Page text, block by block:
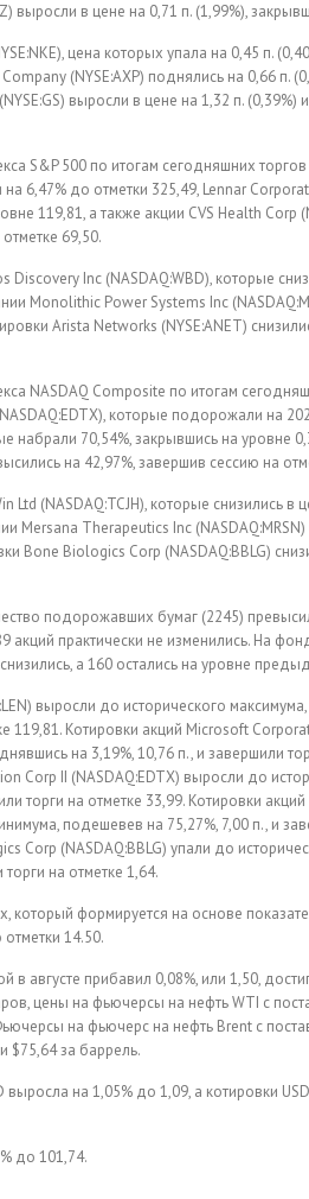
выросли в цене на 0,71 п. (1,99%),
цена которых упала на 0,45 п.
(NYSE:AXP) поднялись на 0,66 п.
выросли в цене на 1,32 п. (0,39%)
S&P 500 по итогам сегодняшних
6,47% до отметки 325,49, Lennar
119,81, а также акции CVS Health Corp
69,50.
Inc (NASDAQ:WBD), которые
Monolithic Power Systems Inc
Arista Networks (NYSE:ANET)
NASDAQ Composite по итогам
которые подорожали на
набрали 70,54%, закрывшись на уровне
на 42,97%, завершив сессию на
(NASDAQ:TCJH), которые снизились в
Mersana Therapeutics Inc
Bone Biologics Corp (NASDAQ:BBLG)
подорожавших бумаг (2245)
акций практически не изменились. На
a 160 остались на уровне
выросли до исторического
119,81. Котировки акций Microsoft
на 3,19%, 10,76 п., и завершили
Corp II (NASDAQ:EDTX) выросли до
торги на отметке 33,99. Котировки
подешевев на 75,27%, 7,00 п., и
Corp (NASDAQ:BBLG) упали до
на отметке 1,64.
который формируется на основе
14.50.
августе прибавил 0,08%, или 1,50,
цены на фьючерсы на нефть WTI с
на фьючерс на нефть Brent с
$75,64 за баррель.
на 1,05% до 1,09, а котировки
до 101,74.